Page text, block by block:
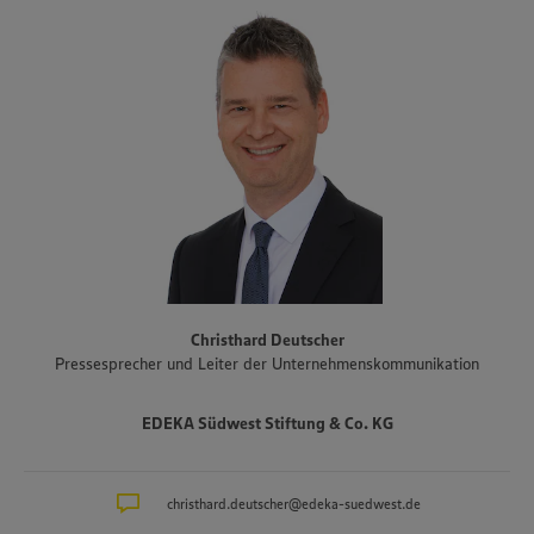
Hessens und Teile Bayerns. Zum Unternehmensverbund gehören
auch der Fleisch- und Wurstwarenhersteller EDEKA Südwest Fleisch
inklusive Produktionsstandort Schwarzwaldhof für Schwarzwälder
Schinken und geräucherte Produkte, die Bäckereigruppe Backkultur,
der Mineralbrunnen Schwarzwald-Sprudel, der Ortenauer
Weinkeller und der Fischwarenspezialist Frischkost. Einer der
Schwerpunkte des Sortiments der Märkte liegt auf Produkten aus
der Region. Im Rahmen der Regionalmarke „Unsere Heimat“
arbeitet EDEKA Südwest beispielsweise mit mehr als 1.500
Erzeugern und Lieferanten aus Bundesländern des Vertriebsgebiets
zusammen. Eine Auswahl an Partnerbetrieben der regionalen
Landwirtschaft im Überblick gibt es unter
Unternehmensverbund, inklusive des selbständigen Einzelhandels,
ist mit rund 47.000 Mitarbeitenden, darunter etwa 3.400
Arbeitgeber und Ausbilder in der Region. Insgesamt etwa 10.000
Mitarbeitende arbeiten an den Bedientheken für Fleisch und Wurst
Christhard Deutscher
Pressesprecher und Leiter der Unternehmenskommunikation
EDEKA Südwest Stiftung & Co. KG
christhard.deutscher@edeka-suedwest.de